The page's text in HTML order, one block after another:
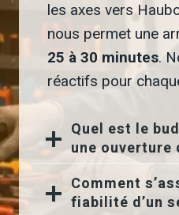
les axes vers
nous permet une
25 à 30 minutes.
réactifs pour
Quel est le
une ouverture
Comment
fiabilité d’un